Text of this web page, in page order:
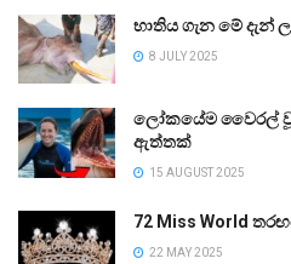
භාතිය ගැන මේ දැන්
8 JULY 2025
ලෝකයේම වෛරල් වූ
ඇත්තක්
15 AUGUST 2025
72 Miss World
22 MAY 2025